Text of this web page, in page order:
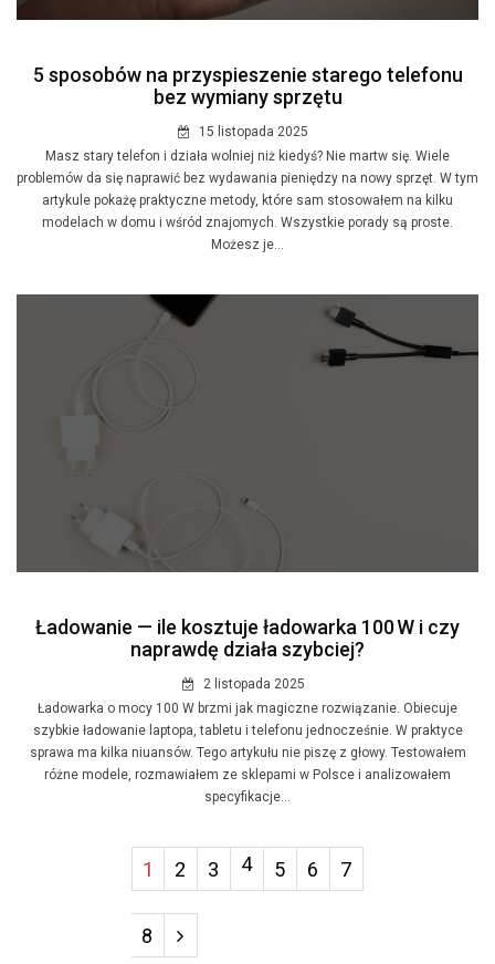
5 sposobów na przyspieszenie starego telefonu
bez wymiany sprzętu
15 listopada 2025
Masz stary telefon i działa wolniej niż kiedyś? Nie martw się. Wiele
problemów da się naprawić bez wydawania pieniędzy na nowy sprzęt. W tym
artykule pokażę praktyczne metody, które sam stosowałem na kilku
modelach w domu i wśród znajomych. Wszystkie porady są proste.
Możesz je...
Ładowanie — ile kosztuje ładowarka 100 W i czy
naprawdę działa szybciej?
2 listopada 2025
Ładowarka o mocy 100 W brzmi jak magiczne rozwiązanie. Obiecuje
szybkie ładowanie laptopa, tabletu i telefonu jednocześnie. W praktyce
sprawa ma kilka niuansów. Tego artykułu nie piszę z głowy. Testowałem
różne modele, rozmawiałem ze sklepami w Polsce i analizowałem
specyfikacje...
1 2 3 4 5 6 7
8